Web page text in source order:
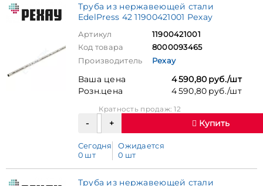
Труба из нержавеющей стали
EdelPress 42 11900421001 Рехау
Артикул
11900421001
Код товара
8000093465
Производитель
Рехау
Ваша цена
4 590,80 руб./шт
Розн.цена
4 590,80 руб./шт
Кратность продаж: 12
Купить
Сегодня
0 шт
Ожидается
0 шт
Труба из нержавеющей стали